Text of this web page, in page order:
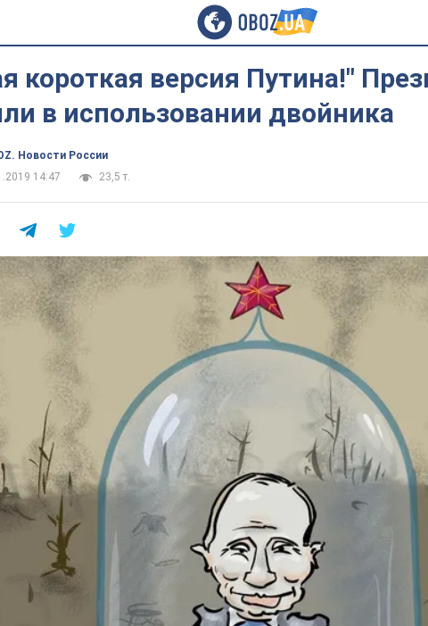
короткая версия Путина!"
в использовании двойника
Новости России
14:47
23,5 т.